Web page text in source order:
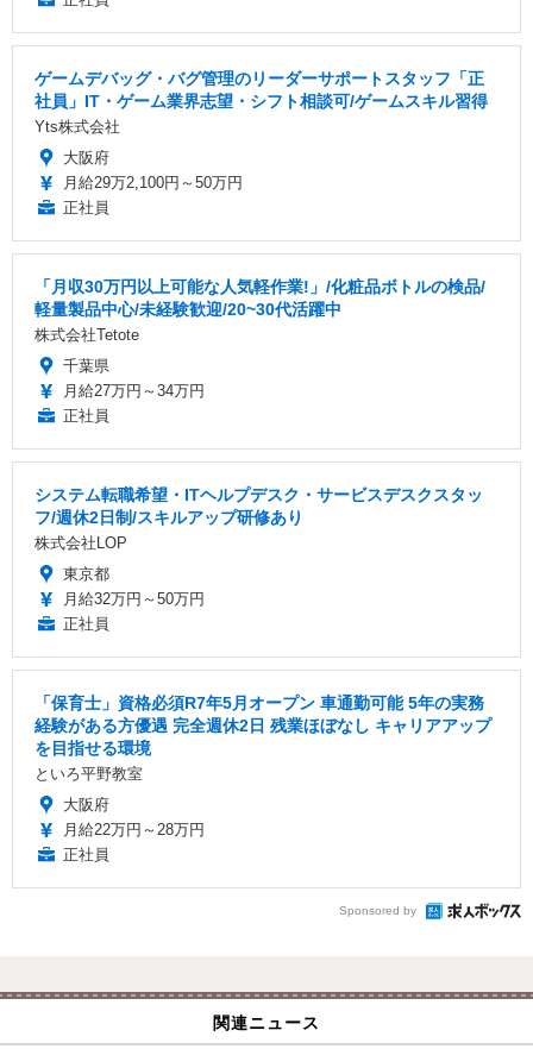
ゲームデバッグ・バグ管理のリーダーサポートスタッフ「正
社員」IT・ゲーム業界志望・シフト相談可/ゲームスキル習得
Yts株式会社
大阪府
月給29万2,100円～50万円
正社員
「月収30万円以上可能な人気軽作業!」/化粧品ボトルの検品/
軽量製品中心/未経験歓迎/20~30代活躍中
株式会社Tetote
千葉県
月給27万円～34万円
正社員
システム転職希望・ITヘルプデスク・サービスデスクスタッ
フ/週休2日制/スキルアップ研修あり
株式会社LOP
東京都
月給32万円～50万円
正社員
「保育士」資格必須R7年5月オープン 車通勤可能 5年の実務
経験がある方優遇 完全週休2日 残業ほぼなし キャリアアップ
を目指せる環境
といろ平野教室
大阪府
月給22万円～28万円
正社員
Sponsored by
関連ニュース